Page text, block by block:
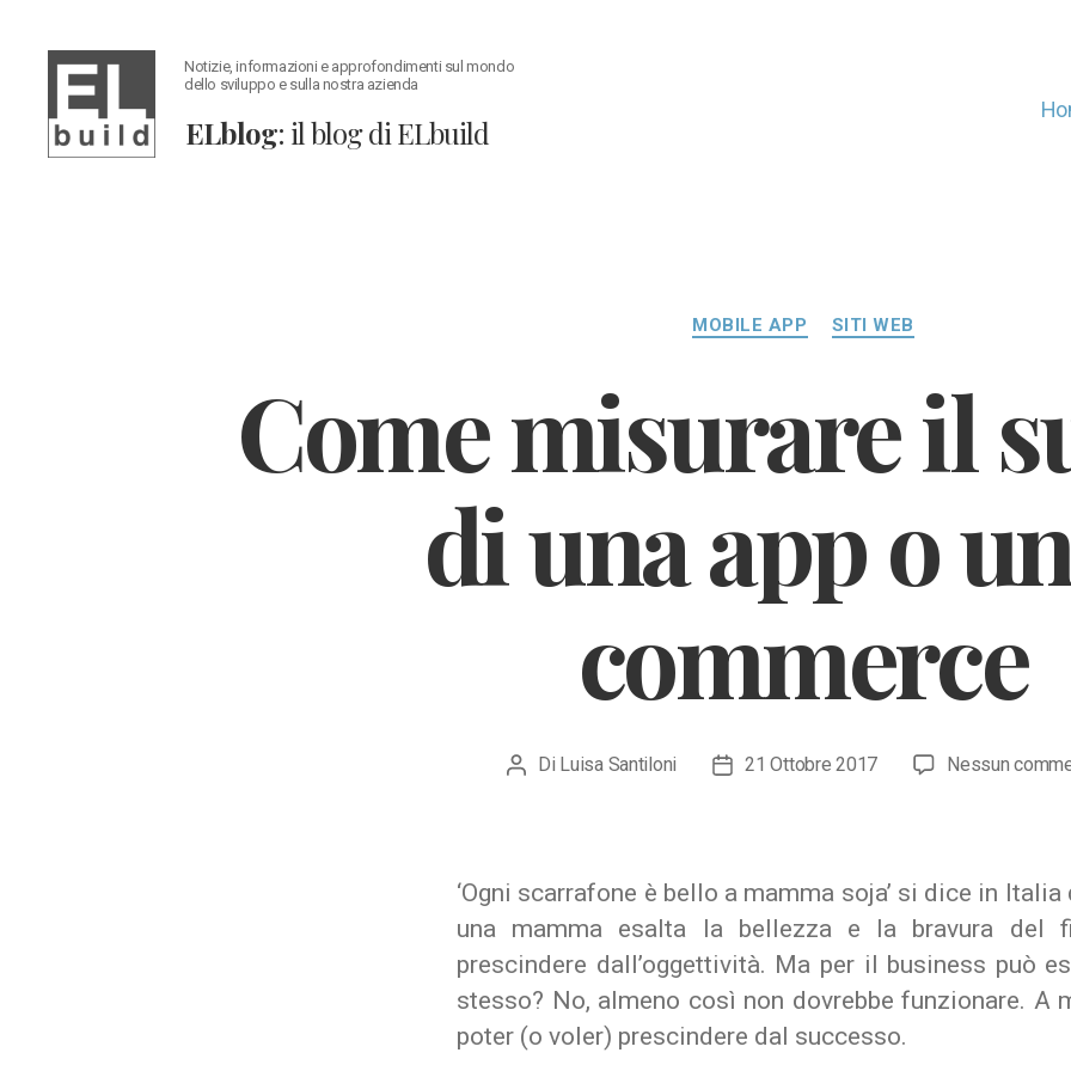
Notizie, informazioni e approfondimenti sul mondo
dello sviluppo e sulla nostra azienda
ELblog: il blog di ELbuild
Categorie
MOBILE APP SITI WEB
Come misurare il
di una app o
commerce
Autore
Di Luisa Santiloni
Data21 Ottobre 2017 Nessun
‘Ogni scarrafone è bello a mamma soja’ si dice in Italia
una mamma esalta la bellezza e la bravura del
prescindere dall’oggettività. Ma per il business può
stesso? No, almeno così non dovrebbe funzionare. A
poter (o voler) prescindere dal successo.